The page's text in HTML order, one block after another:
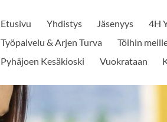
Etusivu Yhdistys Jäsenyys 4H
Työpalvelu & Arjen Turva
Töihin
Pyhäjoen Kesäkioski
Vuokrataan